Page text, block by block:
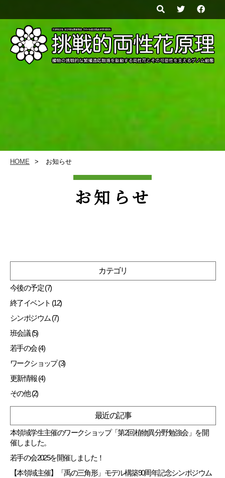
HOME お知らせ
お知らせ
カテゴリ
今後の予定 (7)
終了イベント (12)
シンポジウム (7)
班会議 (5)
若手の会 (4)
ワークショップ (3)
更新情報 (4)
その他 (2)
最近の記事
本領域学生主催のワークショップ「第2回植物異分野勉強会」を開
催しました。
若手の会2025を開催しました！
【本領域主催】「禹の三角形」モデル構築90周年記念シンポジウム